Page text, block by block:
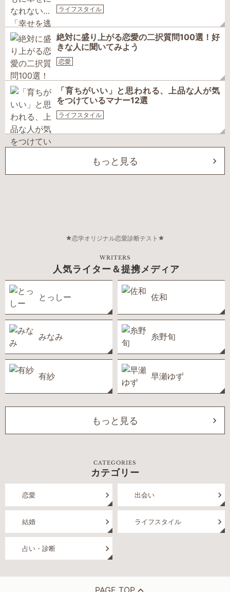
ライフスタイル
絶対に盛り上がる恋愛の二択質問100選！好
きな人に聞いてみよう
恋愛
「育ちがいい」と思われる、上品な人が気
をつけているマナー12選
ライフスタイル
もっと見る
恋学オリジナル恋愛診断テスト
WRITERS
人気ライター＆提携メディア
とっしー 佐和
みなみ 糸野旬
有紗 早瀬ゆず
もっと見る
CATEGORIES
カテゴリー
恋愛 出会い
結婚 ライフスタイル
占い・診断
PAGE TOP